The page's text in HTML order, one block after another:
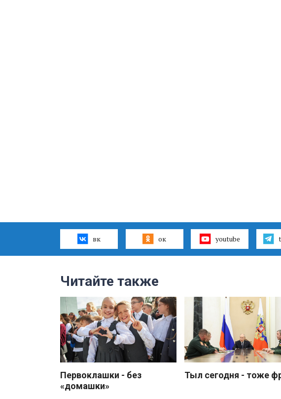
вк ок youtube
Читайте также
Первоклашки - без
«домашки»
Тыл сегодня - тоже